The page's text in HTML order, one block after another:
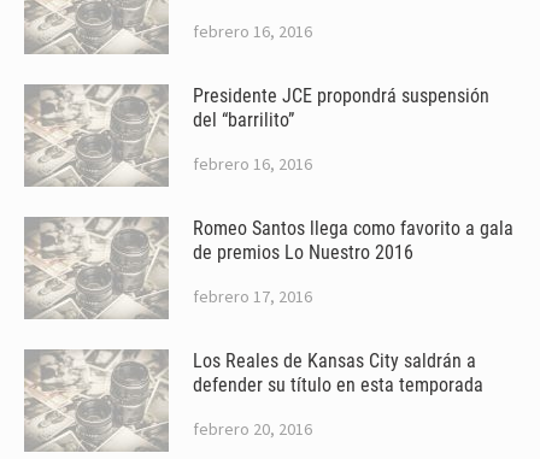
febrero 16, 2016
Presidente JCE propondrá suspensión
del “barrilito”
febrero 16, 2016
Romeo Santos llega como favorito a gala
de premios Lo Nuestro 2016
febrero 17, 2016
Los Reales de Kansas City saldrán a
defender su título en esta temporada
febrero 20, 2016